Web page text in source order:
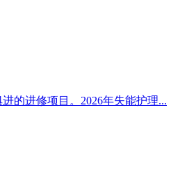
的进修项目。2026年失能护理...